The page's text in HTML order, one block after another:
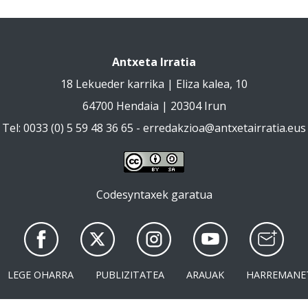
Antxeta Irratia
18 Lekueder karrika | Eliza kalea, 10
64700 Hendaia | 20304 Irun
Tel: 0033 (0) 5 59 48 36 65 - erredakzioa@antxetairratia.eus
Codesyntaxek garatua
LEGE OHARRA PUBLIZITATEA ARAUAK